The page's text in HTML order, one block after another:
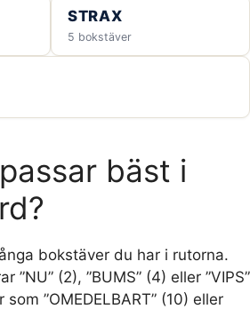
STRAX
5 bokstäver
bäst i
bokstäver du har i rutorna.
”NU” (2), ”BUMS” (4) eller ”VIPS”
”OMEDELBART” (10) eller